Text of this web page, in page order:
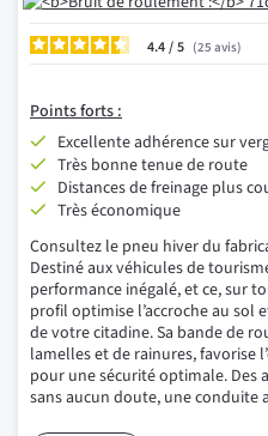
4.4/ 25 avis
Points forts :
Excellente adhérence sur
Très bonne tenue de route
Distances de freinage plus
Très économique
Consultez le pneu hiver du
Destiné aux véhicules de
performance inégalé, et ce, sur
profil optimise l’accroche au sol
de votre citadine. Sa bande de
lamelles et de rainures, favorise
pour une sécurité optimale.
sans aucun doute, une conduite